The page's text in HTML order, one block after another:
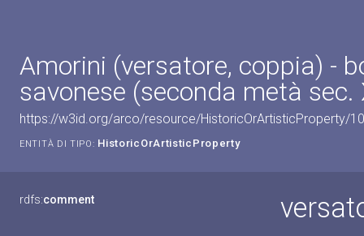
Amorini (versatore, coppia) -
savonese (seconda metà sec.
https://w3id.org/arco/resource/HistoricOrArtisticProperty/
ENTITÀ DI TIPO: HistoricOrArtisticProperty
rdfs:comment